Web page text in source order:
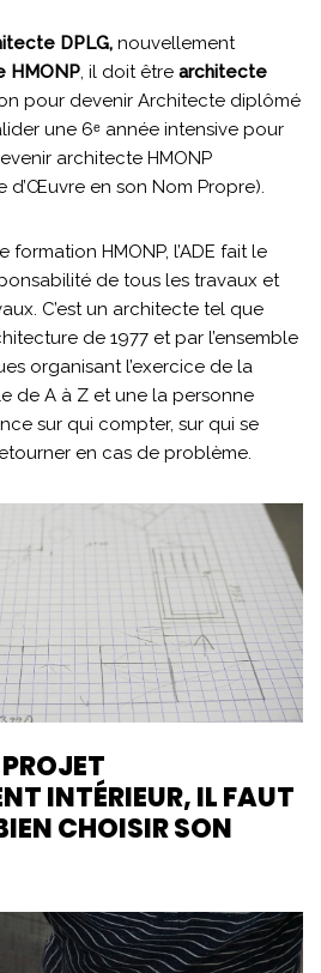
DPLG, nouvellement
HMONP, il doit être architecte
pour devenir Architecte diplômé
une 6ᵉ année intensive pour
architecte HMONP
d’Œuvre en son Nom Propre).
formation HMONP, l’ADE fait le
de tous les travaux et
C’est un architecte tel que
de 1977 et par l’ensemble
organisant l’exercice de la
de A à Z et une la personne
sur qui compter, sur qui se
en cas de problème.
INTÉRIEUR, IL FAUT
CHOISIR SON